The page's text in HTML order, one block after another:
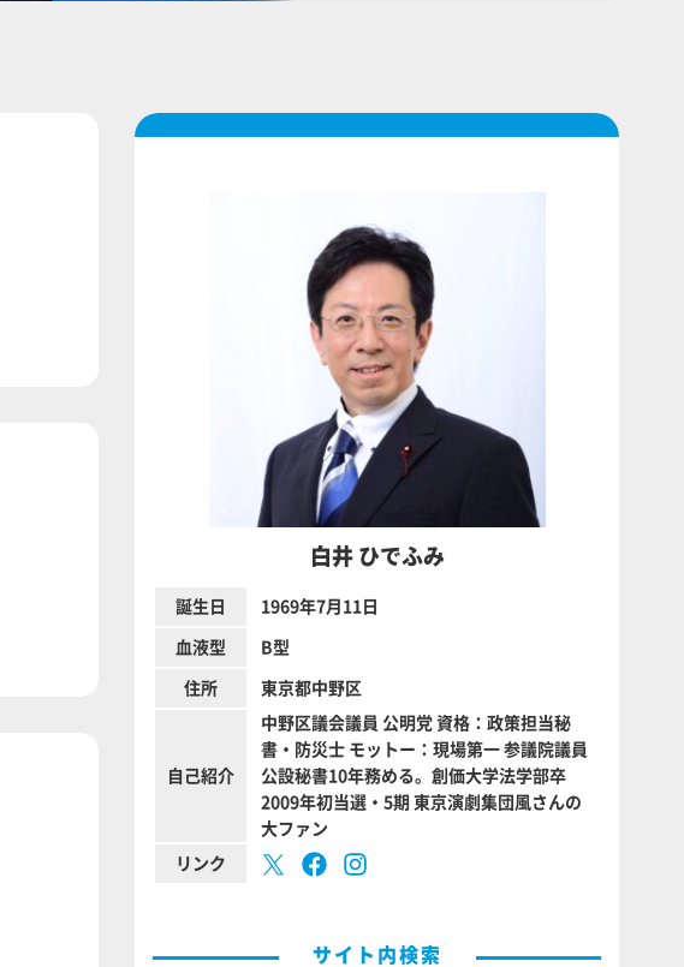
白井 ひでふみ
誕生日 1969年7月11日
血液型 B型
住所 東京都中野区
自己紹介
中野区議会議員 公明党 資格：政策担当秘
書・防災士 モットー：現場第一 参議院議員
公設秘書10年務める。創価大学法学部卒
2009年初当選・5期 東京演劇集団風さんの
大ファン
リンク
サイト内検索